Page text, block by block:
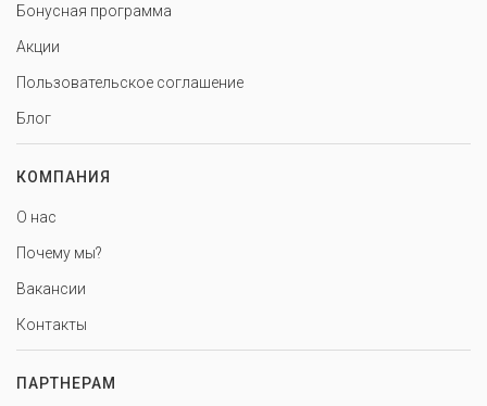
Бонусная программа
Акции
Пользовательское соглашение
Блог
КОМПАНИЯ
О нас
Почему мы?
Вакансии
Контакты
ПАРТНЕРАМ